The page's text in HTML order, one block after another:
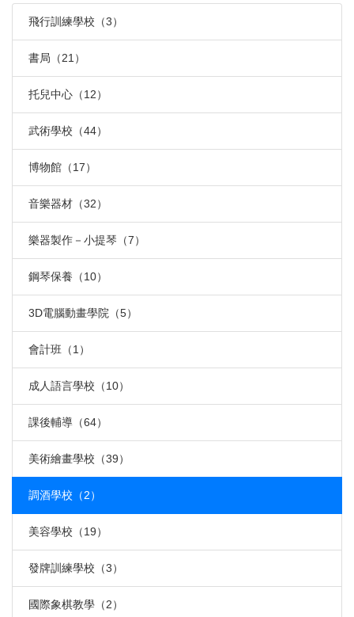
飛行訓練學校（3）
書局（21）
托兒中心（12）
武術學校（44）
博物館（17）
音樂器材（32）
樂器製作－小提琴（7）
鋼琴保養（10）
3D電腦動畫學院（5）
會計班（1）
成人語言學校（10）
課後輔導（64）
美術繪畫學校（39）
調酒學校（2）
美容學校（19）
發牌訓練學校（3）
國際象棋教學（2）